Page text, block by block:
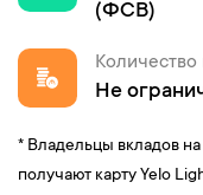
(ФСВ)
Количество
Не
* Владельцы вкладов
получают карту Yelo